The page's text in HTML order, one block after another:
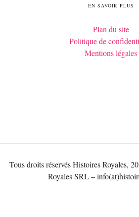
EN SAVOIR PLUS
Plan du site
Politique de
Mentions légales
Tous droits réservés Histoires Royales,
Royales SRL –